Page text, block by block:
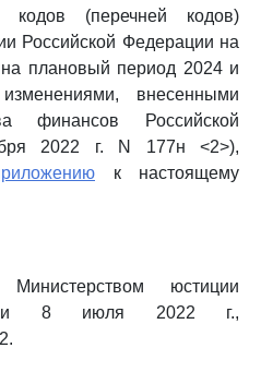
(перечней кодов)
Российской Федерации на
плановый период 2024 и
внесенными
финансов Российской
2022 г. N 177н <2>),
к настоящему
Министерством юстиции
8 июля 2022 г.,